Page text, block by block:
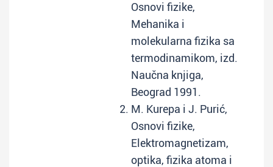
Osnovi fizike,
Mehanika i
molekularna fizika sa
termodinamikom, izd.
Naučna knjiga,
Beograd 1991.
M. Kurepa i J. Purić,
Osnovi fizike,
Elektromagnetizam,
optika, fizika atoma i